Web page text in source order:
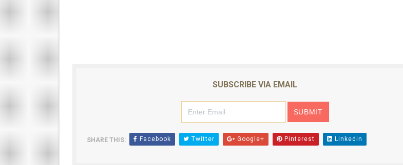
SUBSCRIBE VIA EMAIL
SHARE THIS: Facebook Twitter Google+ Pinterest Linkedin